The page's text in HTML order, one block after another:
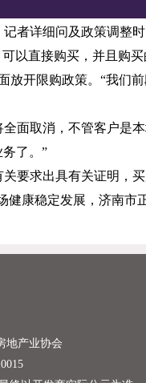
来电话，他们已经得
者详细问及政策调整
以直接购买，并且购买
放开限购政策。“我们
全面取消，不管客户是
了。”
要求出具有关证明，
健康稳定发展，济南市
地产业协会